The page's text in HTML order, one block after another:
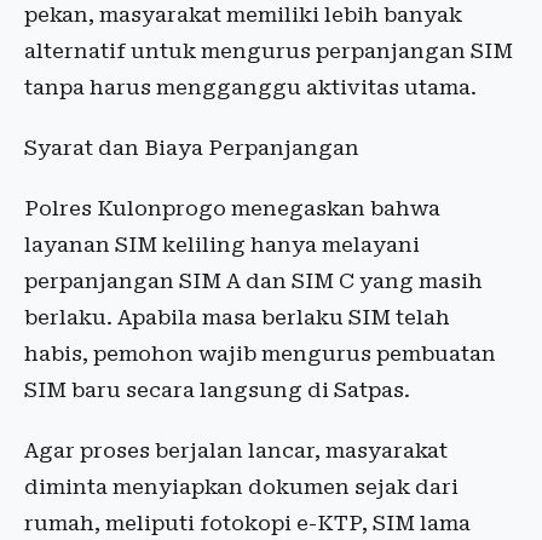
pekan, masyarakat memiliki lebih banyak
alternatif untuk mengurus perpanjangan SIM
tanpa harus mengganggu aktivitas utama.
Syarat dan Biaya Perpanjangan
Polres Kulonprogo menegaskan bahwa
layanan SIM keliling hanya melayani
perpanjangan SIM A dan SIM C yang masih
berlaku. Apabila masa berlaku SIM telah
habis, pemohon wajib mengurus pembuatan
SIM baru secara langsung di Satpas.
Agar proses berjalan lancar, masyarakat
diminta menyiapkan dokumen sejak dari
rumah, meliputi fotokopi e-KTP, SIM lama